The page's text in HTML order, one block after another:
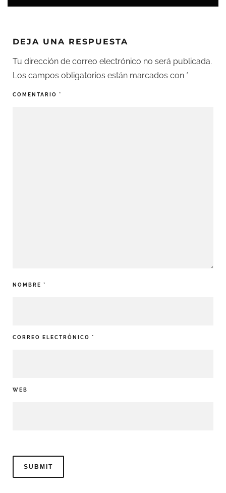
DEJA UNA RESPUESTA
Tu dirección de correo electrónico no será publicada.
Los campos obligatorios están marcados con *
COMENTARIO *
NOMBRE *
CORREO ELECTRÓNICO *
WEB